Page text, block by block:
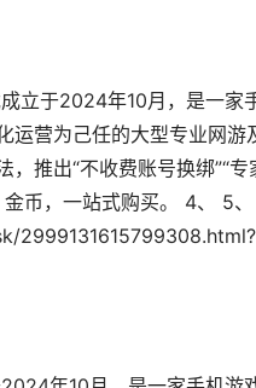
立于2024年10月，是一家
营为己任的大型专业网游
推出“不收费账号换绑”“专
币，一站式购买。 4、 5